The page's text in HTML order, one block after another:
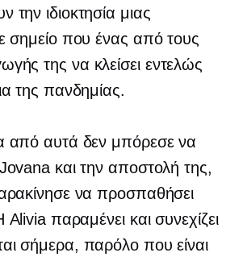
την ιδιοκτησία μιας
σημείο που ένας από τους
της να κλείσει εντελώς
της πανδημίας.
από αυτά δεν μπόρεσε να
και την αποστολή της,
να προσπαθήσει
παραμένει και συνεχίζει
σήμερα, παρόλο που είναι